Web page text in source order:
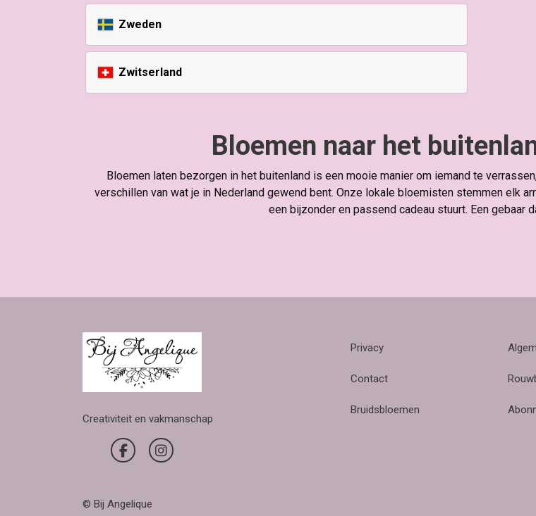
Zweden
Zwitserland
Bloemen naar het
Bloemen laten bezorgen in het buitenland is een mooie manier om iemand te
verschillen van wat je in Nederland gewend bent. Onze lokale bloemisten stemmen elk
een bijzonder en passend cadeau stuurt. Een gebaar
Creativiteit en vakmanschap
Privacy
Contact
Bruidsbloemen
© Bij Angelique